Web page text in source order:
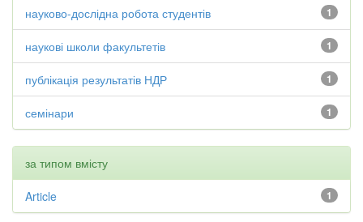
1
науково-дослідна робота студентів
1
наукові школи факультетів
1
публікація результатів НДР
1
семінари
за типом вмісту
1
Article